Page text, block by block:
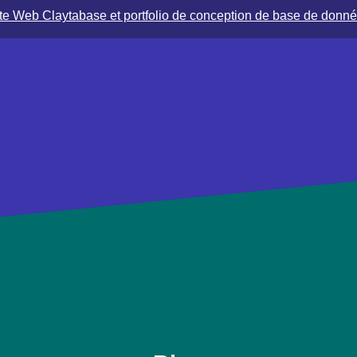
Web Claytabase et portfolio de conception de base de